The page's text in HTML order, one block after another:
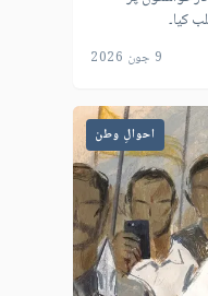
کیا۔
9 جون 2026
احوالِ وطن